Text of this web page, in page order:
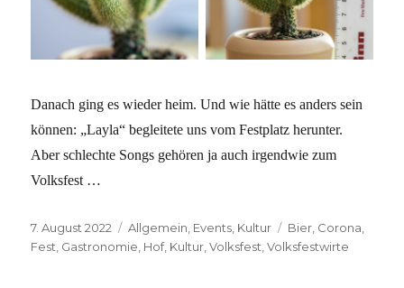
Danach ging es wieder heim. Und wie hätte es anders sein
können: „Layla“ begleitete uns vom Festplatz herunter.
Aber schlechte Songs gehören ja auch irgendwie zum
Volksfest …
Veröffentlicht
am
7. August 2022 Kategorien
Allgemein, Events, Kultur Schlagwörter
Bier, Corona,
Fest, Gastronomie, Hof, Kultur,Volksfest,Volksfestwirte